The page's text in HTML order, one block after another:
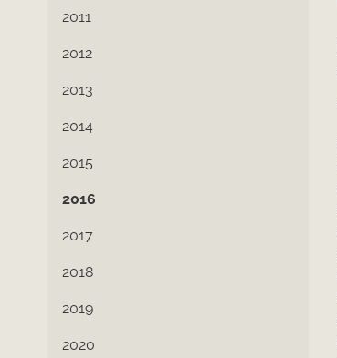
2011
2012
2013
2014
2015
2016
2017
2018
2019
2020